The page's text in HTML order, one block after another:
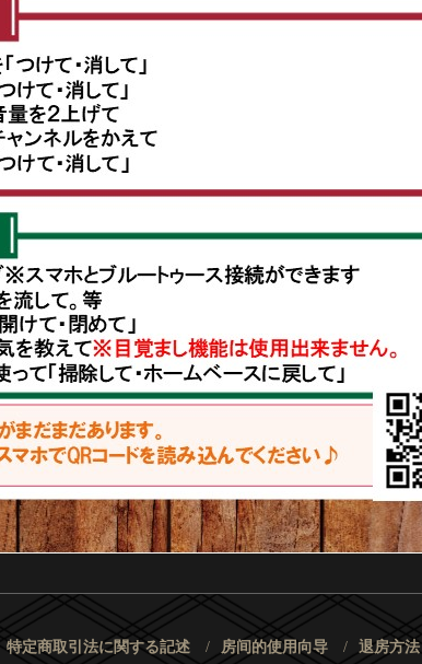
特定商取引法に関する記述 房间的使用向导 退房方法